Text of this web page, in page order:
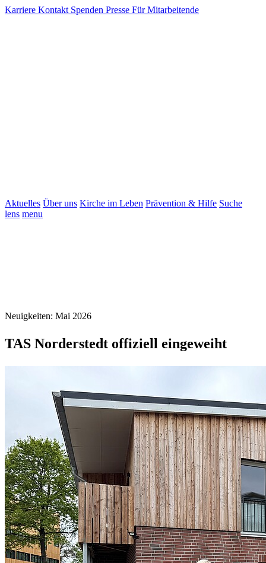
Karriere Kontakt Spenden Presse Für Mitarbeitende
Aktuelles Über uns Kirche im Leben Prävention & Hilfe Suche
lens menu
Neuigkeiten: Mai 2026
TAS Norderstedt offiziell eingeweiht